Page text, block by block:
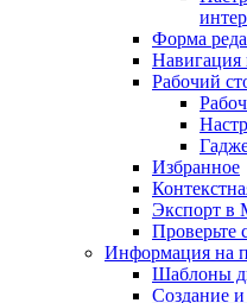
Форма
Навигация
Рабочий
Избранное
Экспорт в
Проверьте
Информация на
Шаблоны
Создание